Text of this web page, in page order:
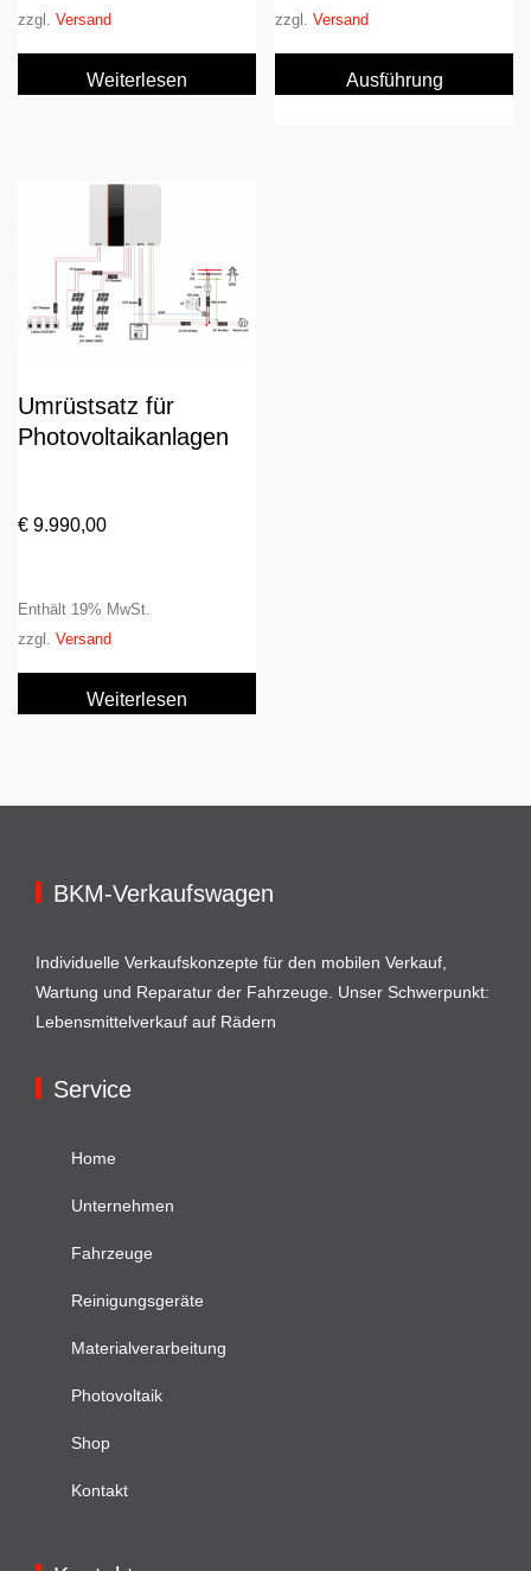
zzgl. Versand
Weiterlesen
zzgl.Versand
Ausführung
Umrüstsatz für
Photovoltaikanlagen
€ 9.990,00
Enthält 19% MwSt.
zzgl. Versand
Weiterlesen
BKM-Verkaufswagen
Individuelle Verkaufskonzepte für den mobilen Verkauf,
Wartung und Reparatur der Fahrzeuge. Unser Schwerpunkt:
Lebensmittelverkauf auf Rädern
Service
Home
Unternehmen
Fahrzeuge
Reinigungsgeräte
Materialverarbeitung
Photovoltaik
Shop
Kontakt